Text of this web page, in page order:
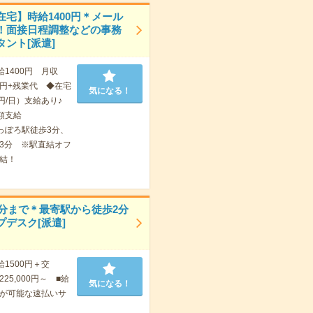
宅】時給1400円＊メール
面接日程調整などの事務
ント[派遣]
1400円 月収
+残業代 ◆在宅
/日）支給あり♪
支給
ぽろ駅徒歩3分、
3分 ※駅直結オフ
！
気になる！
まで＊最寄駅から徒歩2分
デスク[派遣]
1500円＋交
円～ ■給
可能な速払いサ
気になる！